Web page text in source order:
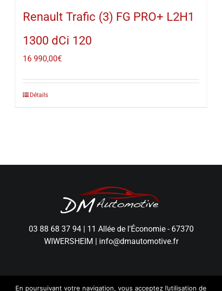
Renault Trafic (3) FG PRO+ L2H1
1300 dCi 120
16 990,00€
Détails
03 88 68 37 94| 11 Allée de l'Économie - 67370
WIWERSHEIM | info@dmautomotive.fr
En poursuivant votre navigation, vous acceptez l’utilisation de